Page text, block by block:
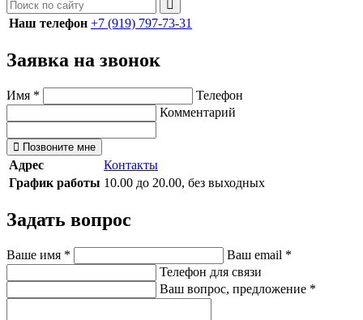
Наш телефон +7 (919) 797-73-31
Заявка на звонок
Имя *
Телефон
Комментарий
Позвоните мне
Адрес
Контакты
График работы 10.00 до 20.00, без выходных
Задать вопрос
Ваше имя * Ваш email *
Телефон для связи
Ваш вопрос, предложение *